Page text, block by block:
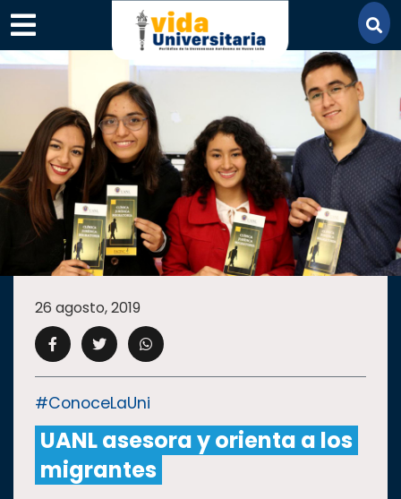
×
SECCIONES
ACADEMIA
CAMPUS UANL
CULTURA
26 agosto, 2019
#ConoceLaUni
UANL asesora y orienta a los
migrantes